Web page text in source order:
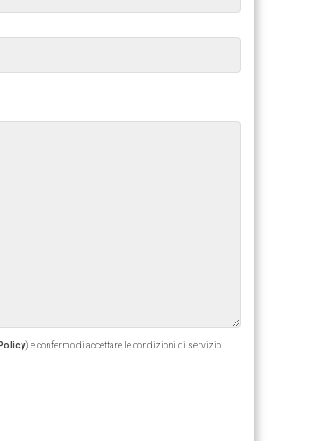
) e confermo di accettare le condizioni di servizio